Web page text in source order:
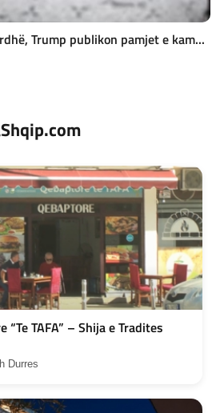
Trump publikon pamjet e kam...
TAFA” – Shija e Tradites
Durres